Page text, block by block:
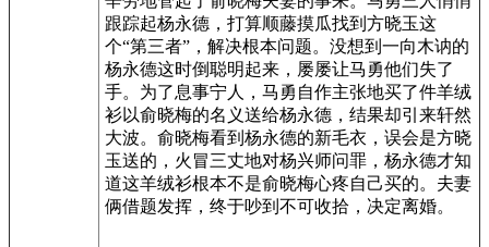
跟踪起杨永德，打算顺藤摸瓜找到方晓玉这
个“第三者”，解决根本问题。没想到一向木讷的
杨永德这时倒聪明起来，屡屡让马勇他们失了
手。为了息事宁人，马勇自作主张地买了件羊绒
衫以俞晓梅的名义送给杨永德，结果却引来轩然
大波。俞晓梅看到杨永德的新毛衣，误会是方晓
玉送的，火冒三丈地对杨兴师问罪，杨永德才知
道这羊绒衫根本不是俞晓梅心疼自己买的。夫妻
俩借题发挥，终于吵到不可收拾，决定离婚。